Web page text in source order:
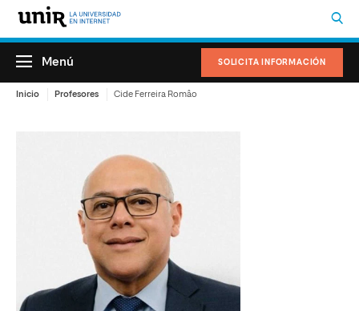
SOLICITA INFORMACIÓN
Menú
Inicio Profesores Cide Ferreira Româo